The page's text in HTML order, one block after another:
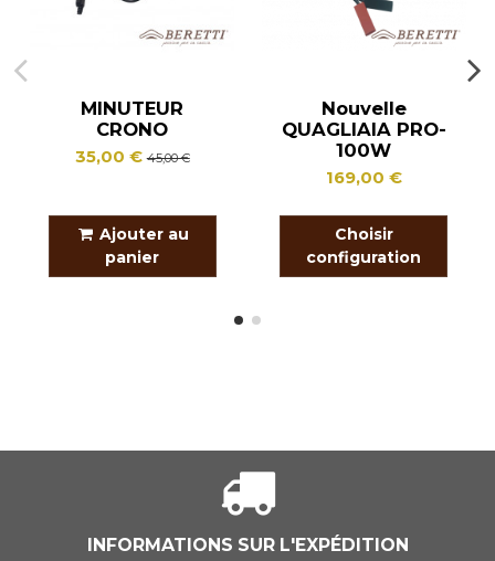
MINUTEUR
CRONO
35,00 €45,00 €
Ajouter au
panier
Nouvelle
QUAGLIAIA PRO-
100W
169,00 €
Choisir
configuration
INFORMATIONS SUR L'EXPÉDITION